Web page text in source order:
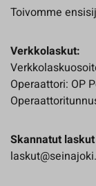
Toivomme
Verkkolaskut:
Operaattori: OP
Skannatut laskut